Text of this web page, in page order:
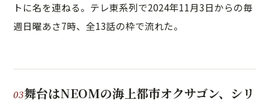
トに名を連ねる。テレ東系列で2024年11月3日からの毎
週日曜あさ7時、全13話の枠で流れた。
舞台はNEOMの海上都市オクサゴン、シリ